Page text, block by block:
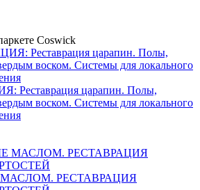
Coswick
царапин. Полы,
воском. Системы для локального
РЕСТАВРАЦИЯ